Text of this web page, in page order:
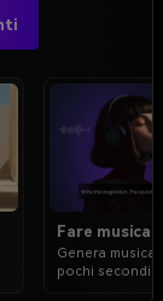
Fare musica
Genera musica
pochi secondi